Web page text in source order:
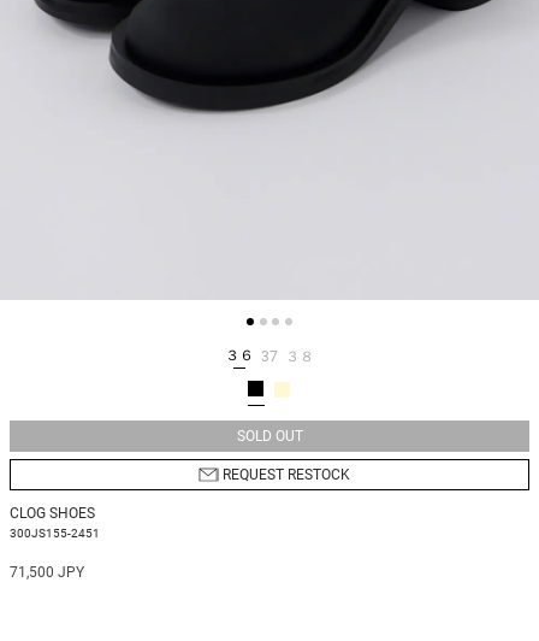
３６ 37 ３８
SOLD OUT
REQUEST RESTOCK
CLOG SHOES
300JS155-2451
71,500 JPY